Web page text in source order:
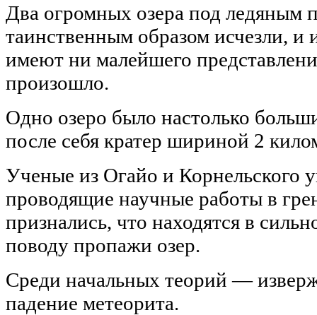
Два огромных озера под ледяным
таинственным образом исчезли, и
имеют ни малейшего
произошло.
Одно озеро было настолько
после себя кратер шириной 2
Ученые из Огайо и Корнельского
проводящие научные работы в
признались, что находятся в
поводу пропажи озер.
Среди начальных теорий —
падение метеорита.